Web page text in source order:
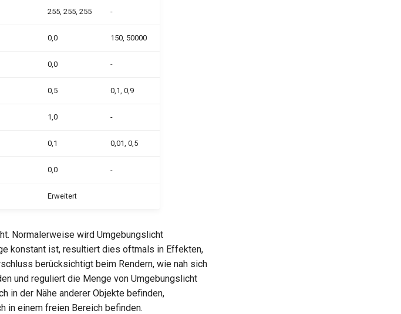
255, 255, 255 -
0,0 150, 50000
0,0 -
0,5 0,1, 0,9
1,0 -
0,1 0,01, 0,5
0,0 -
Erweitert
Normalerweise wird Umgebungslicht
konstant ist, resultiert dies oftmals in Effekten,
berücksichtigt beim Rendern, wie nah sich
und reguliert die Menge von Umgebungslicht
in der Nähe anderer Objekte befinden,
in einem freien Bereich befinden.